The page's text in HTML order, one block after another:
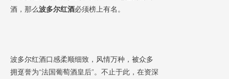
酒，那么波多尔红酒必须榜上有名。
波多尔红酒口感柔顺细致，风情万种，被众多
拥趸誉为“法国葡萄酒皇后”。不止于此，在资深